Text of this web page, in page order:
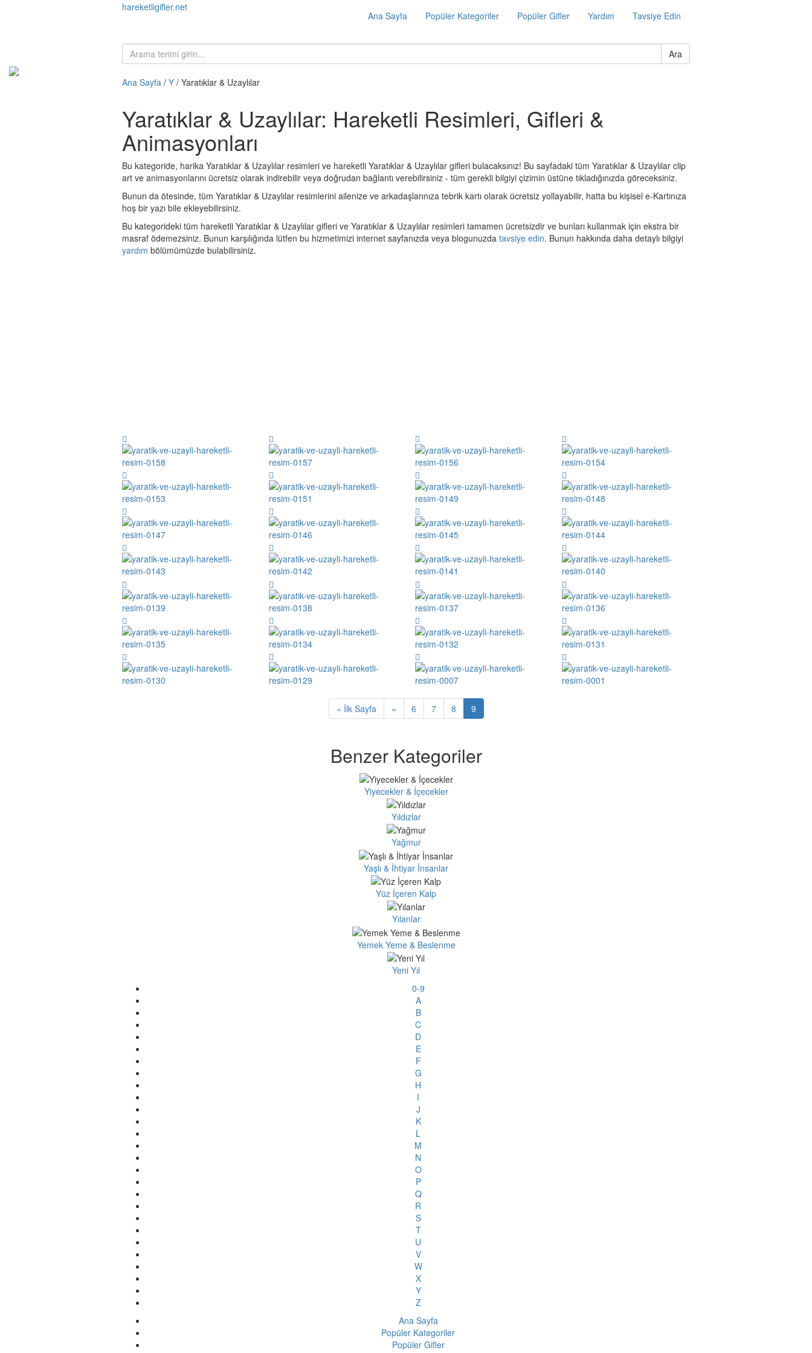
hareketligifler.net
Ana Sayfa Popüler Kategoriler Popüler Gifler Yardım Tavsiye Edin
Ara
Ana Sayfa / Y / Yaratıklar & Uzaylılar
Yaratıklar & Uzaylılar: Hareketli Resimleri, Gifleri &
Animasyonları
Bu kategoride, harika Yaratıklar & Uzaylılar resimleri ve hareketli Yaratıklar & Uzaylılar gifleri bulacaksınız! Bu sayfadaki tüm Yaratıklar & Uzaylılar clip
art ve animasyonlarını ücretsiz olarak indirebilir veya doğrudan bağlantı verebilirsiniz - tüm gerekli bilgiyi çizimin üstüne tıkladığınızda göreceksiniz.
Bunun da ötesinde, tüm Yaratıklar & Uzaylılar resimlerini ailenize ve arkadaşlarınıza tebrik kartı olarak ücretsiz yollayabilir, hatta bu kişisel e-Kartınıza
hoş bir yazı bile ekleyebilirsiniz.
Bu kategorideki tüm hareketli Yaratıklar & Uzaylılar gifleri ve Yaratıklar & Uzaylılar resimleri tamamen ücretsizdir ve bunları kullanmak için ekstra bir
masraf ödemezsiniz. Bunun karşılığında lütfen bu hizmetimizi internet sayfanızda veya blogunuzda tavsiye edin. Bunun hakkında daha detaylı bilgiyi
yardım bölümümüzde bulabilirsiniz.
« İlk Sayfa « 6 7 8 9
Benzer Kategoriler
Yiyecekler & İçecekler
Yıldızlar
Yağmur
Yaşlı & İhtiyar İnsanlar
Yüz İçeren Kalp
Yılanlar
Yemek Yeme & Beslenme
Yeni Yıl
0-9
A
B
C
D
E
F
G
H
I
J
K
L
M
N
O
P
Q
R
S
T
U
V
W
X
Y
Z
Ana Sayfa
Popüler Kategoriler
Popüler Gifler